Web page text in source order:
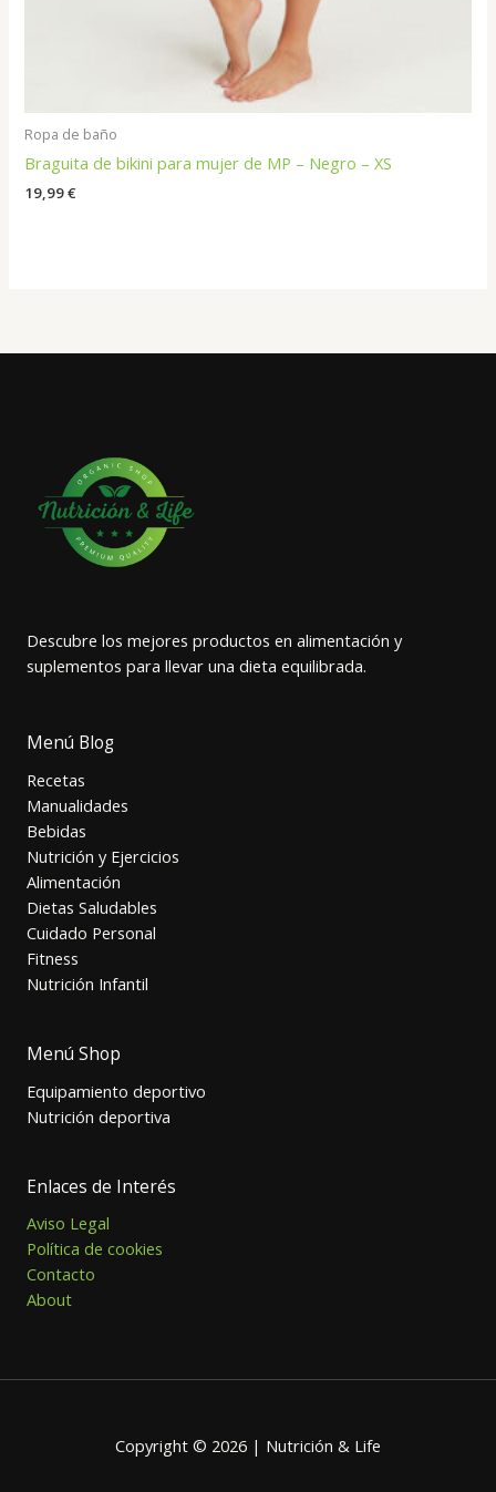
Ropa de baño
Braguita de bikini para mujer de MP – Negro – XS
19,99€
Descubre los mejores productos en alimentación y
suplementos para llevar una dieta equilibrada.
Menú Blog
Recetas
Manualidades
Bebidas
Nutrición y Ejercicios
Alimentación
Dietas Saludables
Cuidado Personal
Fitness
Nutrición Infantil
Menú Shop
Equipamiento deportivo
Nutrición deportiva
Enlaces de Interés
Aviso Legal
Política de cookies
Contacto
About
Copyright © 2026 | Nutrición & Life